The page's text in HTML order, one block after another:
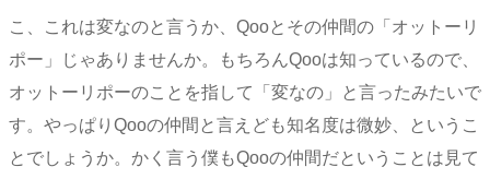
こ、これは変なのと言うか、Qooとその仲間の「オットーリ
ポー」じゃありませんか。もちろんQooは知っているので、
オットーリポーのことを指して「変なの」と言ったみたいで
す。やっぱりQooの仲間と言えども知名度は微妙、というこ
とでしょうか。かく言う僕もQooの仲間だということは見て